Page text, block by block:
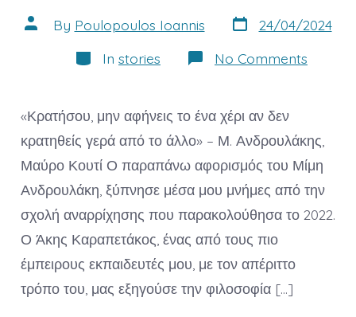
Post
author
By Poulopoulos Ioannis Post
date
24/04/2024
Categories
In stories No Comments
«Κρατήσου, μην αφήνεις το ένα χέρι αν δεν
κρατηθείς γερά από το άλλο» – Μ. Ανδρουλάκης,
Μαύρο Κουτί Ο παραπάνω αφορισμός του Μίμη
Ανδρουλάκη, ξύπνησε μέσα μου μνήμες από την
σχολή αναρρίχησης που παρακολούθησα το 2022.
Ο Άκης Καραπετάκος, ένας από τους πιο
έμπειρους εκπαιδευτές μου, με τον απέριττο
τρόπο του, μας εξηγούσε την φιλοσοφία […]